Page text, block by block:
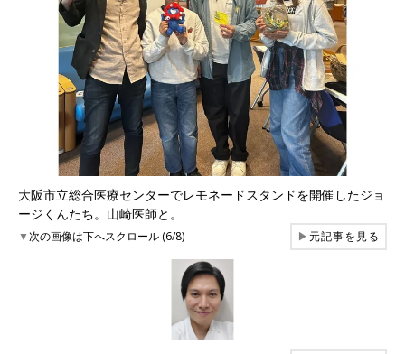
大阪市立総合医療センターでレモネードスタンドを開催したジョ
ージくんたち。山崎医師と。
▼次の画像は下へスクロール (6/8) ▶元記事を見る